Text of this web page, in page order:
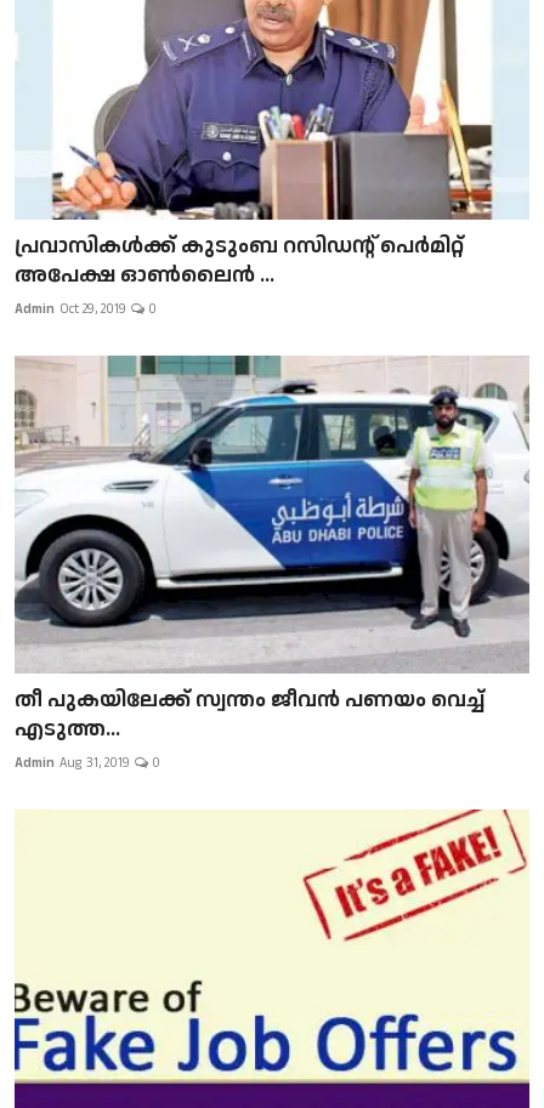
പ്രവാസികള്‍ക്ക് കുടുംബ റസിഡന്റ് പെർമിറ്റ്
അപേക്ഷ ഓൺലൈൻ ...
Admin Oct 29, 2019 0
​​​​​​​തീ പുകയിലേക്ക് സ്വന്തം ജീവന്‍ പണയം വെച്ച്
എടുത്ത...
Admin Aug 31, 2019 0